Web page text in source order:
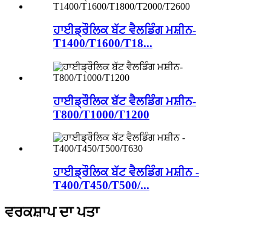
ਹਾਈਡ੍ਰੌਲਿਕ ਬੱਟ ਵੈਲਡਿੰਗ ਮਸ਼ੀਨ-
T1400/T1600/T18...
ਹਾਈਡ੍ਰੌਲਿਕ ਬੱਟ ਵੈਲਡਿੰਗ ਮਸ਼ੀਨ-
T800/T1000/T1200
ਹਾਈਡ੍ਰੌਲਿਕ ਬੱਟ ਵੈਲਡਿੰਗ ਮਸ਼ੀਨ -
T400/T450/T500/...
ਵਰਕਸ਼ਾਪ ਦਾ ਪਤਾ